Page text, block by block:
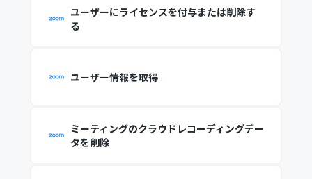
ユーザーにライセンスを付与または削除す
る
ユーザー情報を取得
ミーティングのクラウドレコーディングデー
タを削除